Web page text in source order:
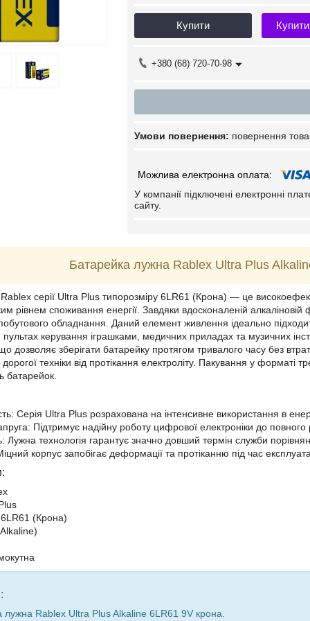
Купити
+380 (68) 720-70-98
повернення
У компанії підключені електронні
сайту.
Батарейка лужна Rablex Ultra Plus
серії Ultra Plus типорозміру 6LR61 (Крона) — це
рівнем споживання енергії. Завдяки вдосконаленій
обладнання. Даний елемент живлення ідеально
керування іграшками, медичних приладах та музичних
дозволяє зберігати батарейку протягом тривалого часу без
техніки від протікання електроліту. Пакування у форматі
батарейок.
Серія Ultra Plus розрахована на інтенсивне використання в
Підтримує надійну роботу цифрової електроніки до повного
Лужна технологія гарантує значно довший термін служби
корпус запобігає деформації та протіканню під час
(Крона)
лужна Rablex Ultra Plus Alkaline 6LR61 9V крона.